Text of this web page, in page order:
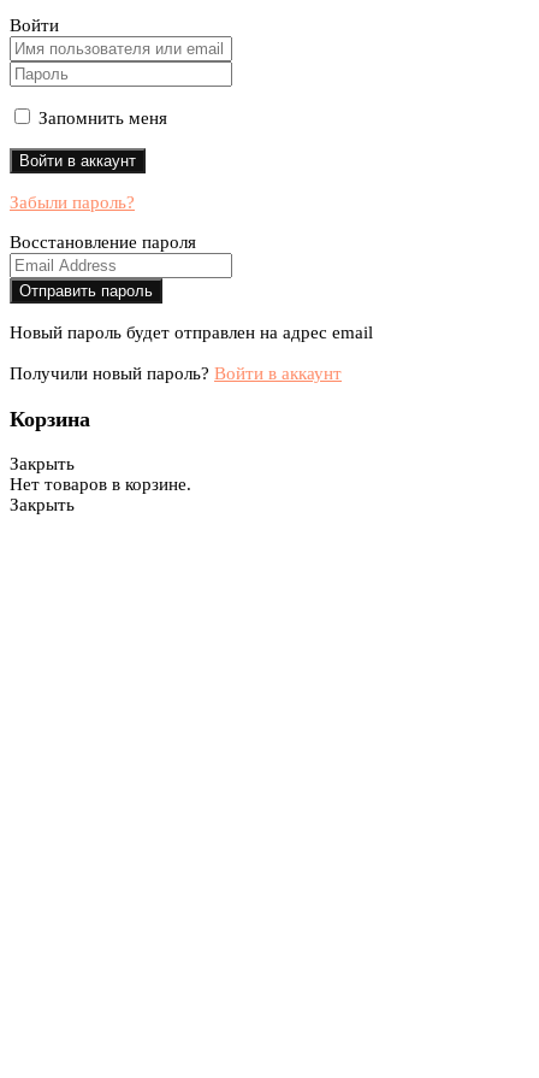
Войти
Запомнить меня
Забыли пароль?
Восстановление пароля
Новый пароль будет отправлен на адрес email
Получили новый пароль? Войти в аккаунт
Корзина
Закрыть
Нет товаров в корзине.
Закрыть